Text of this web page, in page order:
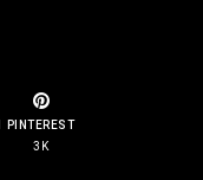
PINTEREST
3K